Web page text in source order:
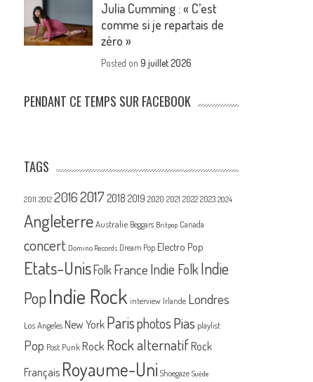
Julia Cumming : « C’est
comme si je repartais de
zéro »
Posted on9 juillet 2026
PENDANT CE TEMPS SUR FACEBOOK
TAGS
2011 2012 20162017 2018 2019 2020 2021 2022 2023 2024
Angleterre Australie Beggars Britpop Canada
concert Domino Records Dream Pop Electro Pop
Etats-UnisFolk France Indie FolkIndie
PopIndie Rock interview Irlande Londres
Los Angeles New York Parisphotos Pias playlist
Pop Post Punk Rock Rock alternatif Rock
Français Royaume-Uni Shoegaze Suède